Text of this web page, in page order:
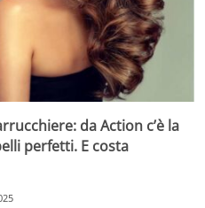
da Action c’è la
perfetti. E costa